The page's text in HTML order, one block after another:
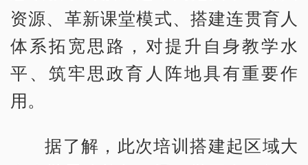
资源、革新课堂模式、搭建连贯育人
体系拓宽思路，对提升自身教学水
平、筑牢思政育人阵地具有重要作
用。
据了解，此次培训搭建起区域大